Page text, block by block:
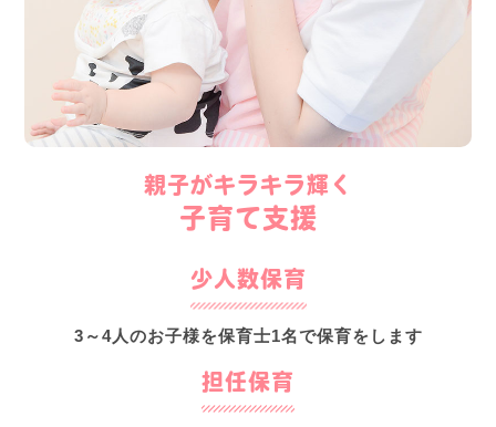
親子がキラキラ輝く
子育て支援
少人数保育
3～4人のお子様を保育士1名で保育をします
担任保育